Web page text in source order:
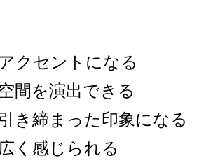
クセントになる
間を演出できる
き締まった印象になる
く感じられる